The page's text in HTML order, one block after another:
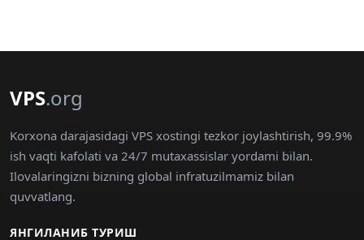
VPS.org
Korxona darajasidagi VPS xostingi tezkor joylashtirish, 99.9%
ish vaqti kafolati va 24/7 mutaxassislar yordami bilan.
Ilovalaringizni bizning global infratuzilmamiz bilan
quvvatlang.
ЯНГИЛАНИБ ТУРИШ